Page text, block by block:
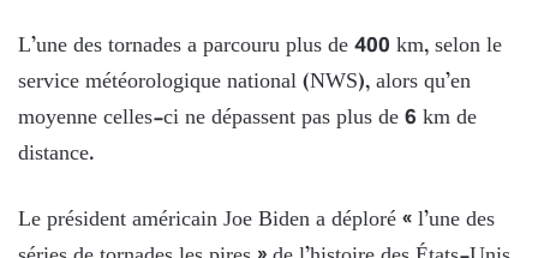
L’une des tornades a parcouru plus de 400 km, selon le
service météorologique national (NWS), alors qu’en
moyenne celles-ci ne dépassent pas plus de 6 km de
distance.
Le président américain Joe Biden a déploré « l’une des